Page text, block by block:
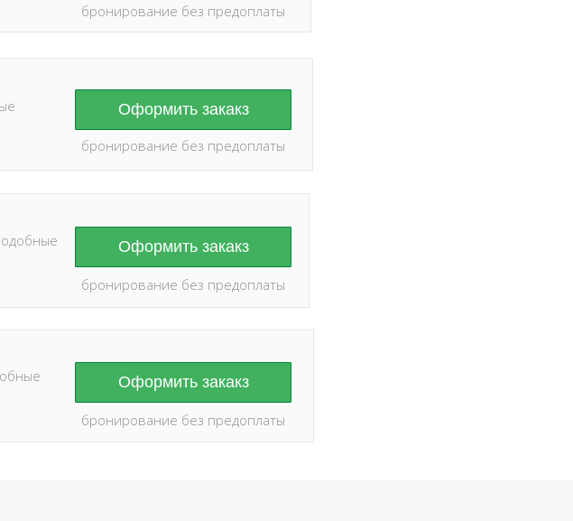
Оформить закакз
Оформить закакз
Оформить закакз
бронирование без предоплаты
бронирование без предоплаты
бронирование без предоплаты
бронирование без предоплаты